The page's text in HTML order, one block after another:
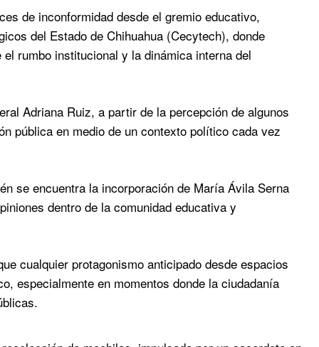
de inconformidad desde el gremio educativo,
del Estado de Chihuahua (Cecytech), donde
rumbo institucional y la dinámica interna del
Adriana Ruiz, a partir de la percepción de algunos
pública en medio de un contexto político cada vez
se encuentra la incorporación de María Ávila Serna
dentro de la comunidad educativa y
cualquier protagonismo anticipado desde espacios
especialmente en momentos donde la ciudadanía